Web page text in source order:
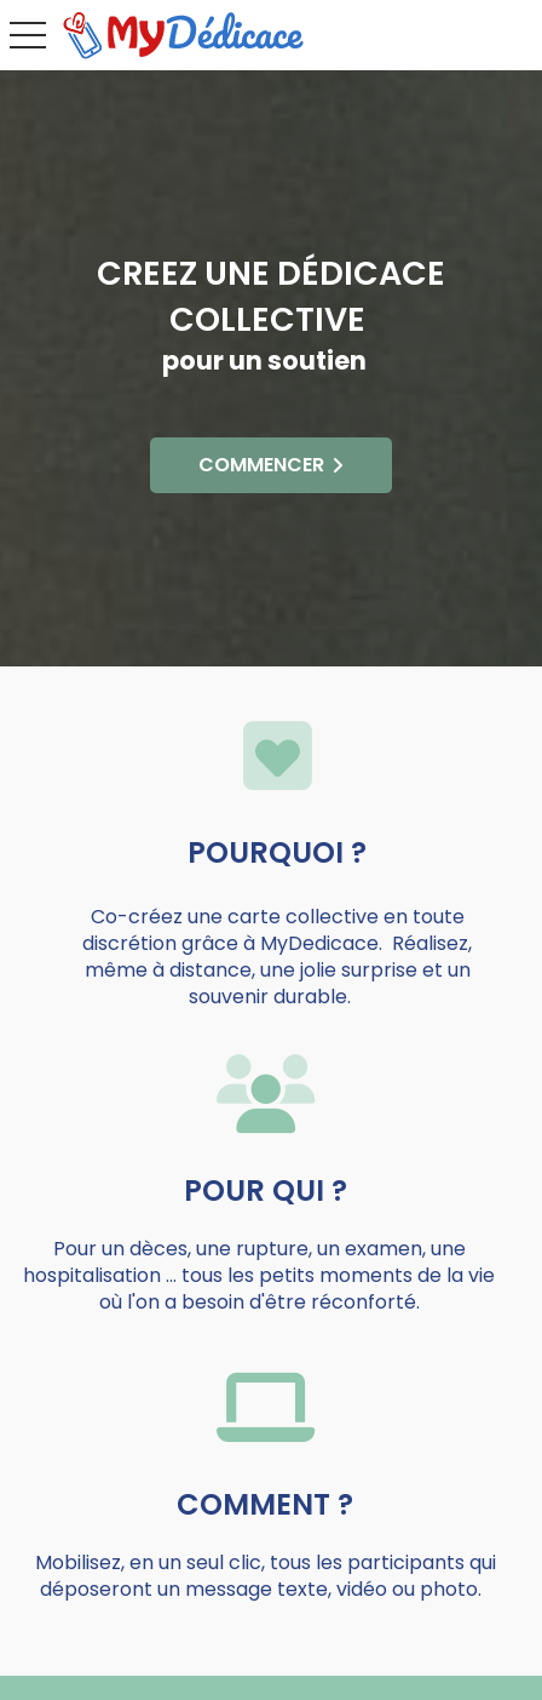
toggle navigation
CREEZ UNE DÉDICACE
COLLECTIVE
pour un soutien
COMMENCER
POURQUOI ?
Co-créez une carte collective en toute
discrétion grâce à MyDedicace. Réalisez,
même à distance, une jolie surprise et un
souvenir durable.
POUR QUI ?
Pour un dèces, une rupture, un examen, une
hospitalisation ... tous les petits moments de la vie
où l'on a besoin d'être réconforté.
COMMENT ?
Mobilisez, en un seul clic, tous les participants qui
déposeront un message texte, vidéo ou photo.